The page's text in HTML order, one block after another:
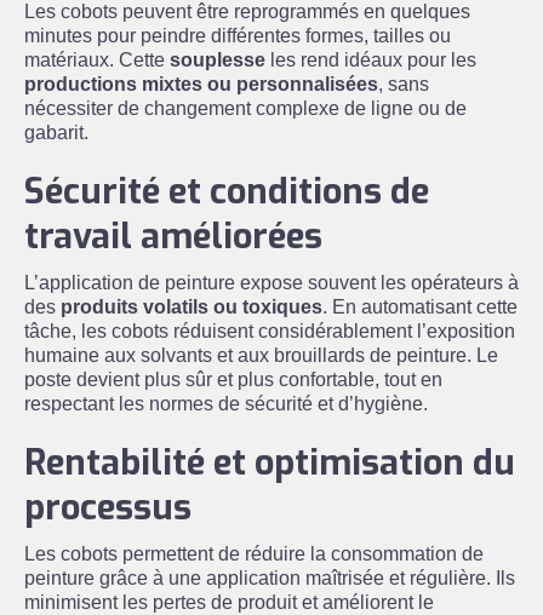
Les cobots peuvent être reprogrammés en quelques
minutes pour peindre différentes formes, tailles ou
matériaux. Cette souplesse les rend idéaux pour les
productions mixtes ou personnalisées, sans
nécessiter de changement complexe de ligne ou de
gabarit.
Sécurité et conditions de
travail améliorées
L’application de peinture expose souvent les opérateurs à
des produits volatils ou toxiques. En automatisant cette
tâche, les cobots réduisent considérablement l’exposition
humaine aux solvants et aux brouillards de peinture. Le
poste devient plus sûr et plus confortable, tout en
respectant les normes de sécurité et d’hygiène.
Rentabilité et optimisation du
processus
Les cobots permettent de réduire la consommation de
peinture grâce à une application maîtrisée et régulière. Ils
minimisent les pertes de produit et améliorent le